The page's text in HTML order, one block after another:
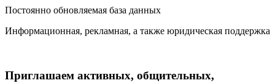
Постоянно обновляемая база данных
Информационная, рекламная, а также юридическая поддержка
Приглашаем активных, общительных,